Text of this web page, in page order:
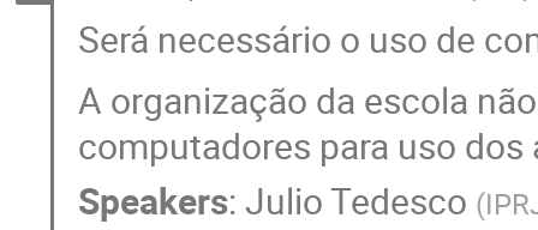
Será necessário o uso de
A organização da escola
computadores para uso dos
Speakers:Julio Tedesco (